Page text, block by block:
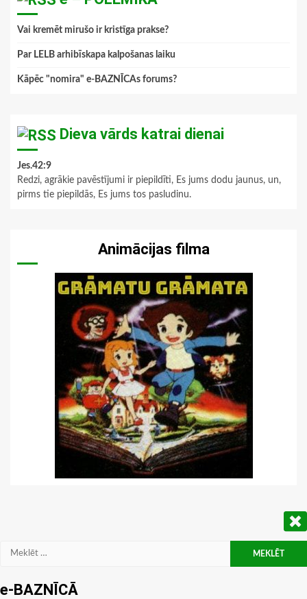
Vai kremēt mirušo ir kristīga prakse?
Par LELB arhibīskapa kalpošanas laiku
Kāpēc "nomira" e-BAZNĪCAs forums?
Dieva vārds katrai dienai
Jes.42:9
Redzi, agrākie pavēstījumi ir piepildīti, Es jums dodu jaunus, un,
pirms tie piepildās, Es jums tos pasludinu.
Animācijas filma
Meklēt:
e-BAZNĪCĀ